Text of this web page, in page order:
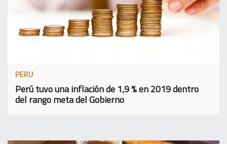
PERU
Perú tuvo una inflación de 1,9 % en 2019 dentro
del rango meta del Gobierno